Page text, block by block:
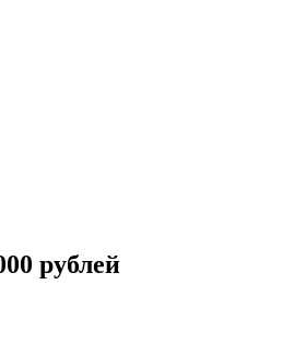
рублей